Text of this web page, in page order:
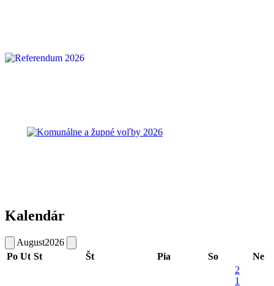
Kalendár
August2026
Po Ut St Št Pia So
Ne
2
1